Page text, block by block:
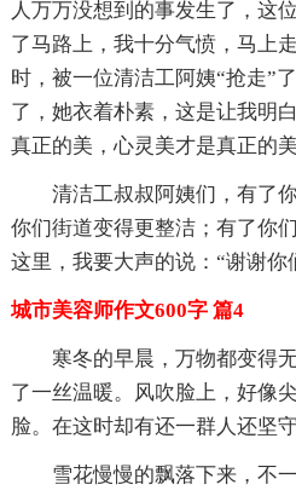
人万万没想到的事发生了，这
了马路上，我十分气愤，马上
时，被一位清洁工阿姨“抢走”
了，她衣着朴素，这是让我明
真正的美，心灵美才是真正的美
清洁工叔叔阿姨们，有了你
你们街道变得更整洁；有了你
这里，我要大声的说：“谢谢你
城市美容师作文600字 篇4
寒冬的早晨，万物都变得无
了一丝温暖。风吹脸上，好像
脸。在这时却有还一群人还坚
雪花慢慢的飘落下来，不一